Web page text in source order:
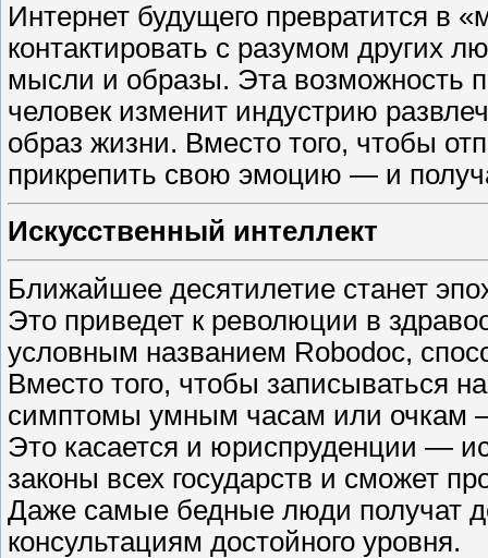
Интернет будущего превратится
контактировать с разумом других
мысли и образы. Эта возможность
человек изменит индустрию
образ жизни. Вместо того, чтобы
прикрепить свою эмоцию — ​и
Искусственный интеллект
Ближайшее десятилетие станет
Это приведет к революции в
условным названием Robodoc,
Вместо того, чтобы записываться
симптомы умным часам или очкам
Это касается и юриспруденции —
законы всех государств и сможет
Даже самые бедные люди получат
консультациям достойного уровня.